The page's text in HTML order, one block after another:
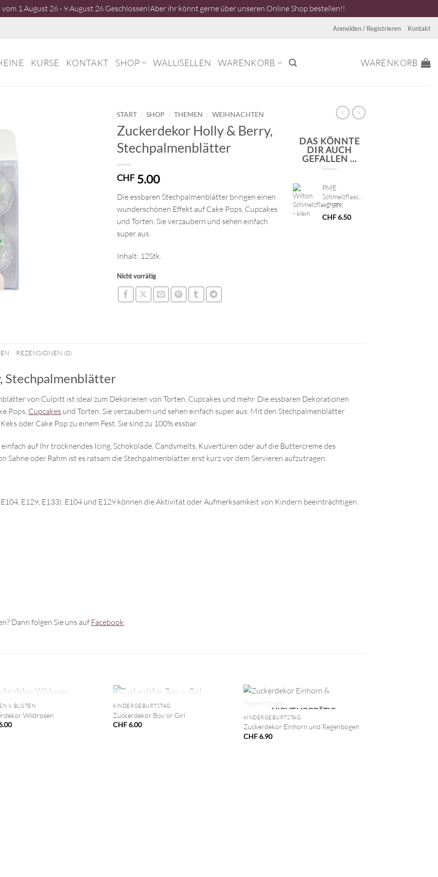
1.August 26 - 9.August 26 Geschlossen!Aber ihr könnt gerne über unseren Online Shop bestellen!!
Anmelden / Registrieren Kontakt
KURSE KONTAKT SHOP WALLISELLEN WARENKORB WARENKORB
START / SHOP / THEMEN / WEIHNACHTEN
Zuckerdekor Holly & Berry,
Stechpalmenblätter
CHF5.00
Die essbaren Stechpalmenblätter bringen einen
wunderschönen Effekt auf Cake Pops, Cupcakes
und Torten. Sie verzaubern und sehen einfach
super aus.
Inhalt: 12Stk.
Nicht vorrätig
DAS KÖNNTE
DIR AUCH
GEFALLEN …
PME
Schmelzflaschen
- 2 STK
CHF6.50
REZENSIONEN (0)
Stechpalmenblätter
von Culpitt ist ideal zum Dekorieren von Torten, Cupcakes und mehr. Die essbaren Dekorationen
Pops, Cupcakes und Torten. Sie verzaubern und sehen einfach super aus. Mit den Stechpalmenblätter
oder Cake Pop zu einem Fest. Sie sind zu 100% essbar.
auf Ihr trocknendes Icing, Schokolade, Candymelts, Kuvertüren oder auf die Buttercreme des
Sahne oder Rahm ist es ratsam die Stechpalmenblätter erst kurz vor dem Servieren aufzutragen.
E129, E133). E104 und E129 können die Aktivität oder Aufmerksamkeit von Kindern beeinträchtigen.
Dann folgen Sie uns auf Facebook.
NICHT VORRÄTIG
& BLÜTEN
Wildrosen
+
NICHT VORRÄTIG
KINDERGEBURTSTAG
Zuckerdekor Boy or Girl
CHF6.00
NICHT VORRÄTIG
KINDERGEBURTSTAG
Zuckerdekor Einhorn und Regenbogen
CHF6.90